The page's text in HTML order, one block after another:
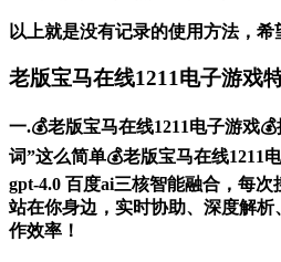
以上就是没有记录的使用方法，希
老版宝马在线1211电子游戏
一.💰老版宝马在线1211电子游戏
词”这么简单💰老版宝马在线1211
gpt-4.0 百度ai三核智能融合，每
站在你身边，实时协助、深度解
作效率！